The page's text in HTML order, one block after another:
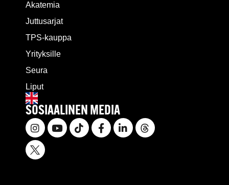
Akatemia
Juttusarjat
TPS-kauppa
Yrityksille
Seura
Liput
SOSIAALINEN MEDIA